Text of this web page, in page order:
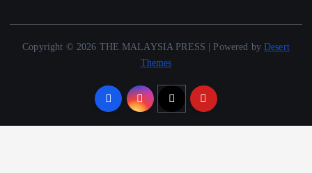
Copyright © 2026 THE MALAYSIA PRESS | Powered byDesert
Themes